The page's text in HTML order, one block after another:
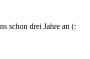
schon drei Jahre an (: